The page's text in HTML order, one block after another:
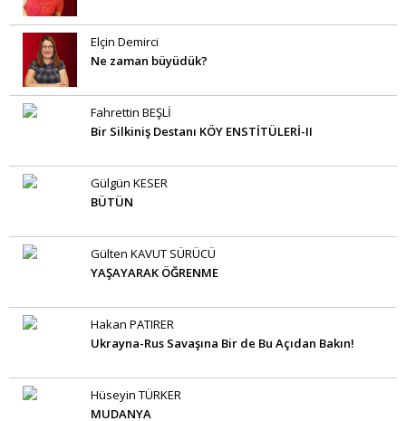
Elçin Demirci
Ne zaman büyüdük?
Fahrettin BEŞLİ
Bir Silkiniş Destanı KÖY ENSTİTÜLERİ-II
Gülgün KESER
BÜTÜN
Gülten KAVUT SÜRÜCÜ
YAŞAYARAK ÖĞRENME
Hakan PATIRER
Ukrayna-Rus Savaşına Bir de Bu Açıdan Bakın!
Hüseyin TÜRKER
MUDANYA